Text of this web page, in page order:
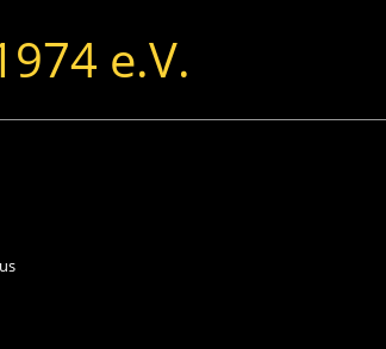
e.V.